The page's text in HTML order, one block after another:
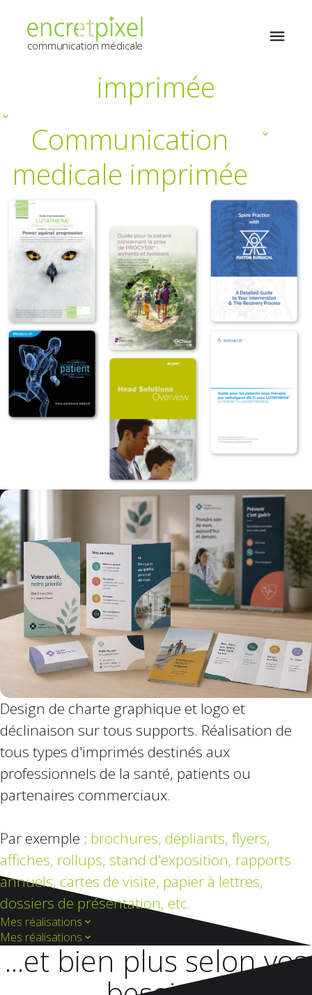
communication médicale
Communication
medicale
imprimée
Communication
medicale imprimée
Design de charte graphique et logo et
déclinaison sur tous supports. Réalisation de
tous types d'imprimés destinés aux
professionnels de la santé, patients ou
partenaires commerciaux.
Par exemple : brochures, dépliants, flyers,
affiches, rollups, stand d'exposition, rapports
annuels, cartes de visite, papier à lettres,
dossiers de présentation, etc.
Mes réalisations
Mes réalisations
...et bien plus selon vos